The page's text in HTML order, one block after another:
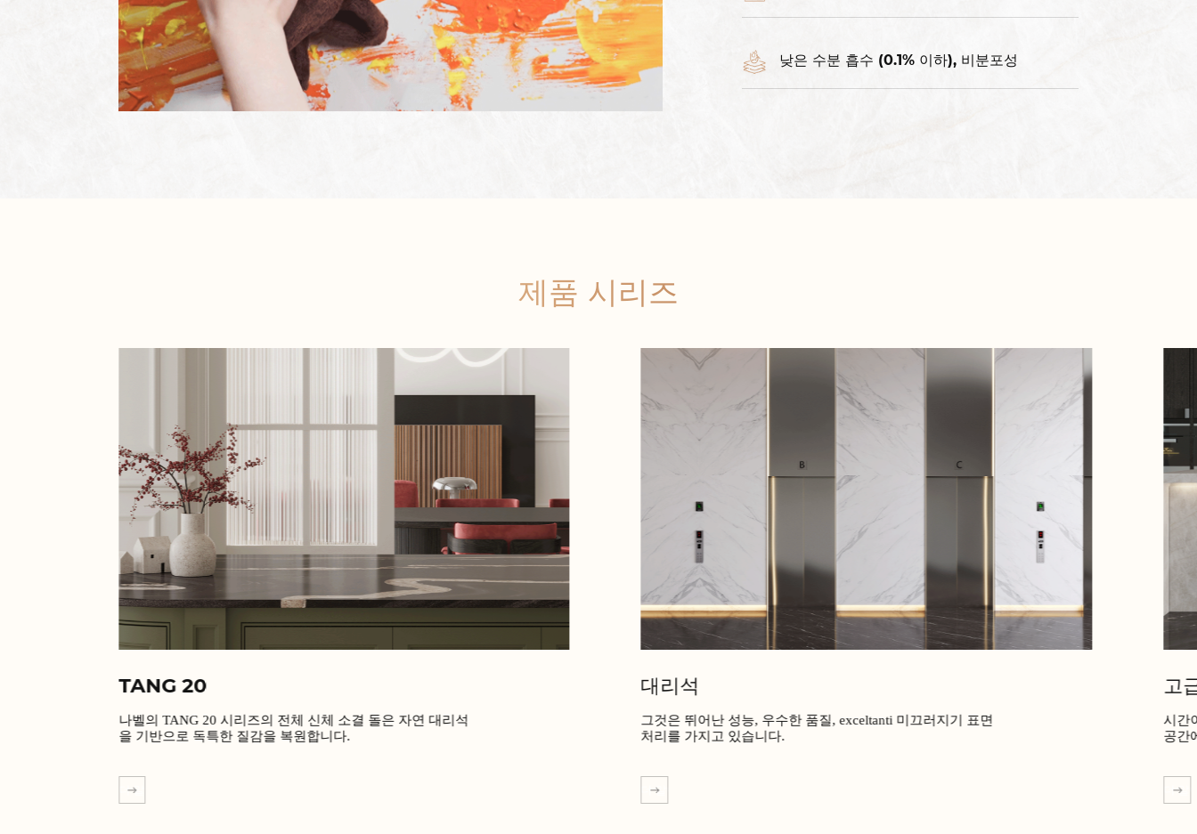
낮은 수분 흡수 (0.1% 이하), 비분포성
제품 시리즈
TANG 20
나벨의 TANG 20 시리즈의 전체 신체 소결 돌은 자연 대리석
을 기반으로 독특한 질감을 복원합니다.
더 알아보기
대리석
그것은 뛰어난 성능, 우수한 품질, exceltanti 미끄러지기 표면
처리를 가지고 있습니다.
더 알아보기
고
시간
공간
더 알